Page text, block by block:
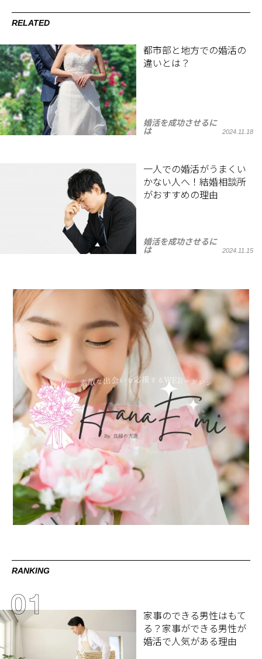
RELATED
都市部と地方での婚活の
違いとは？
婚活を成功させるに
は
2024.11.18
一人での婚活がうまくい
かない人へ！結婚相談所
がおすすめの理由
婚活を成功させるに
は
2024.11.15
RANKING
家事のできる男性はもて
る？家事ができる男性が
婚活で人気がある理由